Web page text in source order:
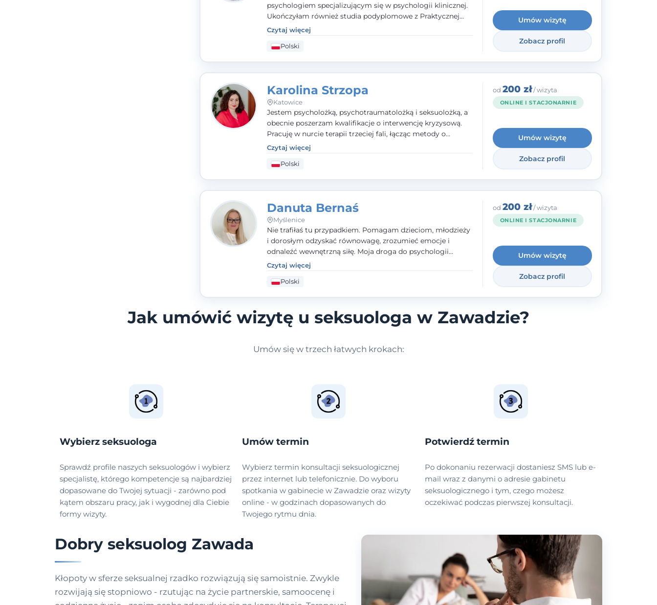
psychologiem specjalizującym się w psychologii klinicznej.
Ukończyłam również studia podyplomowe z Praktycznej
Diagnozy Psychologicznej. Aktywnie uczestniczę w
działalności Polskiego Towarzystwa Psychiatrycznego oraz
Polskiego Towarzystwa Psychologicznego, a także jestem
Czytaj więcej
Polski
Umów wizytę
Zobacz profil
Karolina Strzopa
Katowice
Jestem psycholożką, psychotraumatolożką i seksuolożką, a
obecnie poszerzam kwalifikacje o interwencję kryzysową.
Pracuję w nurcie terapii trzeciej fali, łącząc metody o
potwierdzonej skuteczności. Towarzyszę młodzieży,
dorosłym i parom w radzeniu sobie z bolesnymi
doświadczeniami tak, by mogli żyć pełniej.
Czytaj więcej
Polski
od 200 zł/ wizyta
ONLINE I STACJONARNIE
Umów wizytę
Zobacz profil
Danuta Bernaś
Myślenice
Nie trafiłaś tu przypadkiem. Pomagam dzieciom, młodzieży
i dorosłym odzyskać równowagę, zrozumieć emocje i
odnaleźć wewnętrzną siłę. Moja droga do psychologii
zaczęła się od życia - pełnego wyzwań, które nauczyły mnie
uważności, empatii i pokory. Dziś łączę doświadczenie
nauczycielki, psychologa, psychoterapeuty i seksuologa
mogę obiecać, że będę po Twojej stronie.
Czytaj więcej
Polski
od 200 zł/ wizyta
ONLINE I STACJONARNIE
Umów wizytę
Zobacz profil
Jak umówić wizytę u seksuologa w Zawadzie?
Umów się w trzech łatwych krokach:
Wybierz seksuologa
Sprawdź profile naszych seksuologów i wybierz
specjalistę, którego kompetencje są najbardziej
dopasowane do Twojej sytuacji - zarówno pod
kątem obszaru pracy, jak i wygodnej dla Ciebie
formy wizyty.
Umów termin
Wybierz termin konsultacji seksuologicznej
przez internet lub telefonicznie. Do wyboru
spotkania w gabinecie w Zawadzie oraz wizyty
online - w godzinach dopasowanych do
Twojego rytmu dnia.
Potwierdź termin
Po dokonaniu rezerwacji dostaniesz SMS lub e-
mail wraz z danymi o adresie gabinetu
seksuologicznego i tym, czego możesz
oczekiwać podczas pierwszej konsultacji.
Dobry seksuolog Zawada
Kłopoty w sferze seksualnej rzadko rozwiązują się samoistnie. Zwykle
rozwijają się stopniowo - rzutując na życie partnerskie, samoocenę i